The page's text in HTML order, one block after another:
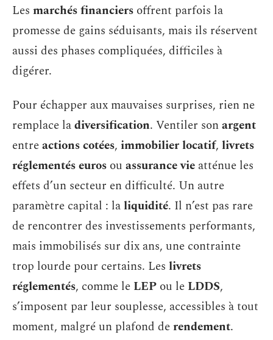
Les marchés financiers offrent parfois la
promesse de gains séduisants, mais ils réservent
aussi des phases compliquées, difficiles à
digérer.
Pour échapper aux mauvaises surprises, rien ne
remplace ladiversification. Ventiler sonargent
entreactions cotées, immobilier locatif, livrets
réglementés euros ou assurance vie atténue les
effets d’un secteur en difficulté. Un autre
paramètre capital : laliquidité. Il n’est pas rare
de rencontrer des investissements performants,
mais immobilisés sur dix ans, une contrainte
trop lourde pour certains. Les livrets
réglementés, comme le LEP ou le LDDS,
s’imposent par leur souplesse, accessibles à tout
moment, malgré un plafond derendement.